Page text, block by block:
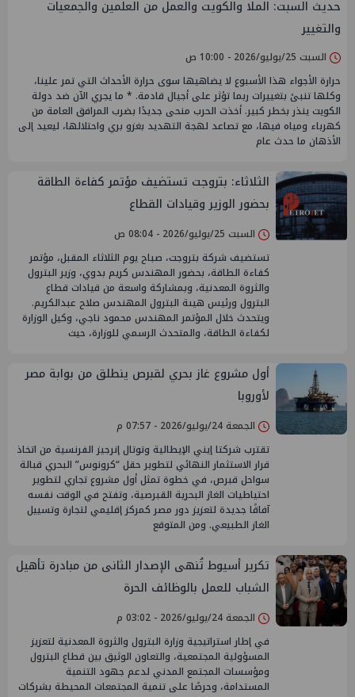
حديث السبت: الملا والكويت والعمل من العلمين والجمعيات
والتغيير
السبت 25/يوليو/2026 - 10:00 ص
حرارة الأجواء هذا الأسبوع لا يضاهيها سوى حرارة الأحداث التي تمر علينا،
وكلها تنبئ بتغييرات ربما تؤثر على أجيال قادمة. * ما يجري الآن ضد دولة
الكويت ينذر بخطر كبير. أخذت الحرب منحى جديدًا بضرب المرافق العامة من
كهرباء ومياه فيها، مع تصاعد لهجة التهديد بغزو بري واحتلالها، ليعيد إلى
الأذهان ما حدث عام
الثلاثاء: بتروجت تستضيف مؤتمر كفاءة الطاقة
بحضور الوزير وقيادات القطاع
السبت 25/يوليو/2026 - 08:04 ص
تستضيف شركة بتروجت، صباح يوم الثلاثاء المقبل، مؤتمر
كفاءة الطاقة، بحضور المهندس كريم بدوي، وزير البترول
والثروة المعدنية، وبمشاركة واسعة من قيادات قطاع
البترول ورئيس هيىة البترول المهندس صلاح عبدالكريم.
ويتحدث خلال المؤتمر المهندس محمود ناجي، وكيل الوزارة
لكفاءة الطاقة، والمتحدث الرسمي للوزارة، حيث
أول مشروع غاز بحري لقبرص ينطلق من بوابة مصر
لأوروبا
الجمعة 24/يوليو/2026 - 07:57 م
تقترب شركتا إيني الإيطالية وتوتال إنرجيز الفرنسية من اتخاذ
قرار الاستثمار النهائي لتطوير حقل “كرونوس” البحري قبالة
سواحل قبرص، في خطوة تمثل أول مشروع تجاري لتطوير
احتياطيات الغاز البحرية القبرصية، وتفتح في الوقت نفسه
آفاقًا جديدة لتعزيز دور مصر كمركز إقليمي لتجارة وتسييل
الغاز الطبيعي. ومن المتوقع
تكرير أسيوط تُنهى الإصدار الثانى من مبادرة تأهيل
الشباب للعمل بالوظائف الحرة
الجمعة 24/يوليو/2026 - 03:02 م
في إطار استراتيجية وزارة البترول والثروة المعدنية لتعزيز
المسؤولية المجتمعية، والتعاون الوثيق بين قطاع البترول
ومؤسسات المجتمع المدني لدعم جهود التنمية
المستدامة، وحرصًا على تنمية المجتمعات المحيطة بشركات